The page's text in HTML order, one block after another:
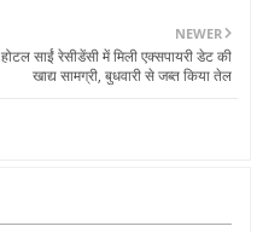
NEWER
होटल साईं रेसीडेंसी में मिली एक्सपायरी डेट की
खाद्य सामग्री, बुधवारी से जब्त किया तेल